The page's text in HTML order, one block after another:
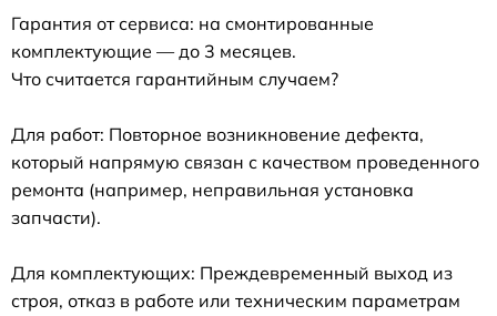
Гарантия от сервиса: на смонтированные
комплектующие — до 3 месяцев.
Что считается гарантийным случаем?
Для работ: Повторное возникновение дефекта,
который напрямую связан с качеством проведенного
ремонта (например, неправильная установка
запчасти).
Для комплектующих: Преждевременный выход из
строя, отказ в работе или техническим параметрам